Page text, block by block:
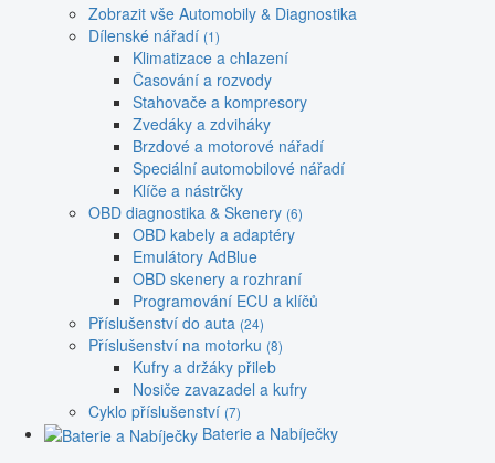
Zobrazit vše Automobily & Diagnostika
Dílenské nářadí (1)
Klimatizace a chlazení
Časování a rozvody
Stahovače a kompresory
Zvedáky a zdviháky
Brzdové a motorové nářadí
Speciální automobilové nářadí
Klíče a nástrčky
OBD diagnostika & Skenery (6)
OBD kabely a adaptéry
Emulátory AdBlue
OBD skenery a rozhraní
Programování ECU a klíčů
Příslušenství do auta (24)
Příslušenství na motorku (8)
Kufry a držáky přileb
Nosiče zavazadel a kufry
Cyklo příslušenství (7)
Baterie a Nabíječky